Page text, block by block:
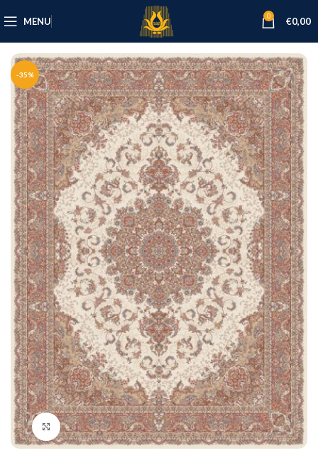
MENU 0 €0,00
-35%
Click to enlarge